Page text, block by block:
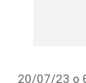
20/07/23 ο